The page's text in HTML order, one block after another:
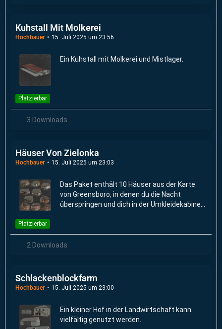
Kuhstall Mit Molkerei
Hochbauer 15. Juli 2025 um 23:56
Ein Kuhstall mit Molkerei und Mistlager.
Platzierbar
3 Downloads
Häuser Von Zielonka
Hochbauer 15. Juli 2025 um 23:03
Das Paket enthält 10 Häuser aus der Karte
von Greensboro, in denen du die Nacht
überspringen und dich in der Umkleidekabine
Platzierbar
2 Downloads
Schlackenblockfarm
Hochbauer 15. Juli 2025 um 23:00
Ein kleiner Hof in der Landwirtschaft kann
vielfältig genutzt werden.